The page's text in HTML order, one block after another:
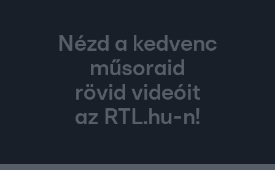
Nézd a kedvenc
műsoraid
rövid videóit
az RTL.hu-n!